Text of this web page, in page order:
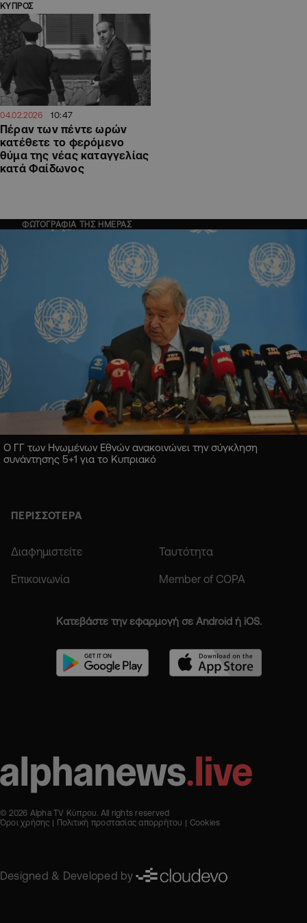
ΚΥΠΡΟΣ
04.02.2026 10:47
Πέραν των πέντε ωρών
κατέθετε το φερόμενο
θύμα της νέας καταγγελίας
κατά Φαίδωνος
ΦΩΤΟΓΡΑΦΙΑ ΤΗΣ ΗΜΕΡΑΣ
Ο ΓΓ των Ηνωμένων Εθνών ανακοινώνει την σύγκληση
συνάντησης 5+1 για το Κυπριακό
ΠΕΡΙΣΣΟΤΕΡΑ
Διαφημιστείτε Ταυτότητα
Επικοινωνία Member of COPA
Κατεβάστε την εφαρμογή σε Android ή iOS.
© 2026 Alpha TV Κύπρου. All rights reserved
Όροι χρήσης
Πολιτική προστασίας απορρήτου Cookies
Designed & Developed by